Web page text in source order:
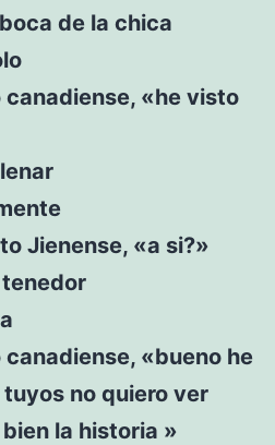
de la chica
«he visto
Jienense, «a si?»
«bueno he
no quiero ver
la historia »